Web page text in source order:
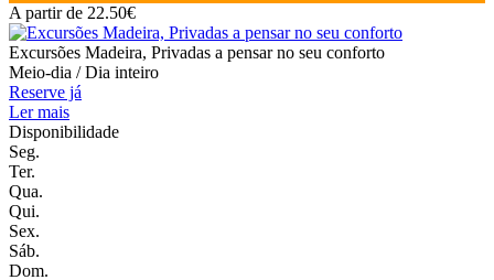
A partir de 22.50€
Excursões Madeira, Privadas a pensar no seu conforto
Meio-dia / Dia inteiro
Reserve já
Ler mais
Disponibilidade
Seg.
Ter.
Qua.
Qui.
Sex.
Sáb.
Dom.